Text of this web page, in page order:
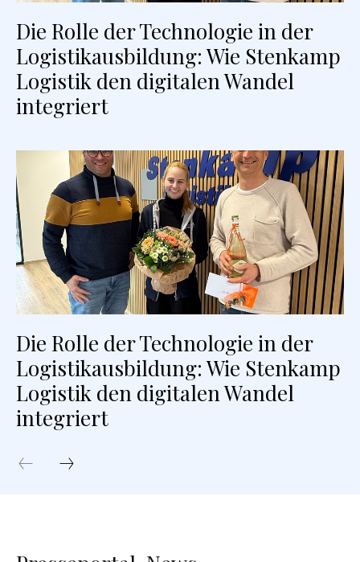
Die Rolle der Technologie in der
Logistikausbildung: Wie Stenkamp
Logistik den digitalen Wandel
integriert
Die Rolle der Technologie in der
Logistikausbildung: Wie Stenkamp
Logistik den digitalen Wandel
integriert